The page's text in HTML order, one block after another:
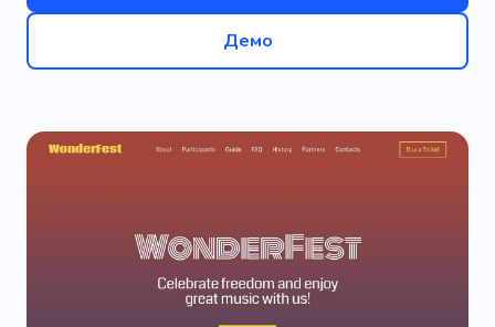
Демо